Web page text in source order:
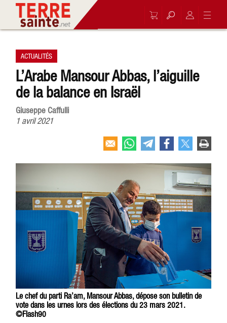
ACTUALITÉS
L’Arabe Mansour Abbas, l’aiguille
de la balance en Israël
Giuseppe Caffulli
1 avril 2021
Le chef du parti Ra’am, Mansour Abbas, dépose son bulletin de
vote dans les urnes lors des élections du 23 mars 2021.
©Flash90